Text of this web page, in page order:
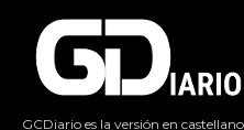
GCDiario es la versión en